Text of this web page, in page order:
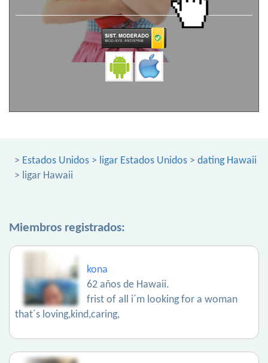
> Estados Unidos > ligar Estados Unidos > dating Hawaii
> ligar Hawaii
Miembros registrados:
kona
62 años de Hawaii.
frist of all i´m looking for a woman
that´s loving,kind,caring,